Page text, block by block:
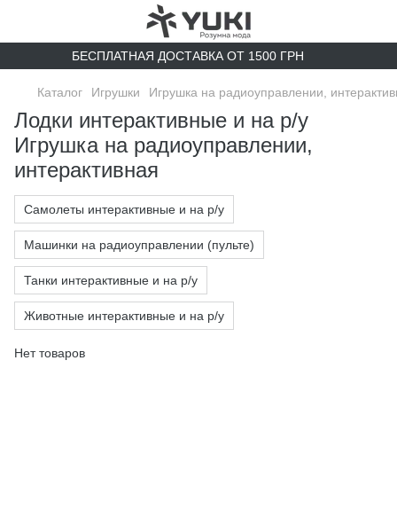
БЕСПЛАТНАЯ ДОСТАВКА ОТ 1500 ГРН
Каталог Игрушки Игрушка на радиоуправлении,
Лодки интерактивные и на р/у
Игрушка на радиоуправлении,
интерактивная
Самолеты интерактивные и на р/у
Машинки на радиоуправлении (пульте)
Танки интерактивные и на р/у
Животные интерактивные и на р/у
Нет товаров